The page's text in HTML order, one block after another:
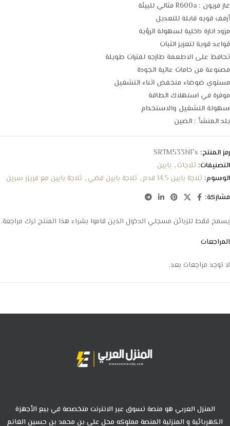
غاز فريون : R600a مثالي للبيئة
أرفف قويه قابلة للتعديل
مزود انارة داخلية لسهولة الرؤية
قواعد قوية لتعزيز الثبات
تحافظ على الاطعمة طازجه لفترات طويلة
مصنوعة من خامات عالية الجودة
مستوي ضوضاء منخفض اثناء التشغيل
موفرة في استهلاك الطاقة
سهولة التشغيل والاستخدام
بلد المنشأ : الصين
رمز المنتج: SRTM533NFs
التصنيفات: ثلاجات, بابين
الوسوم: ثلاجة بابين 14.5 قدم , ثلاجة بابين فضي, ثلاجة بابين مع فريزر سرين
مشاركة:
المراجعات
لا توجد مراجعات بعد.
يسمح فقط للزبائن مسجلي الدخول الذين قاموا بشراء هذا المنتج ترك مراجعة.
المنزل العربي هو منصة تسوق عبر الانترنت متخصصة في بيع الأجهزة
الكهربائية و المنزلية المنصة مملوكه محل علي بن محمد بن حسين الغانم